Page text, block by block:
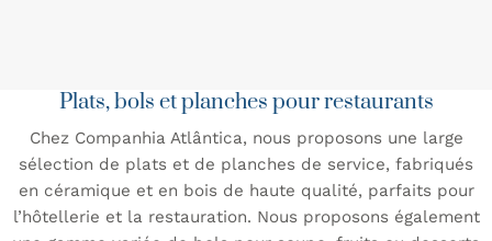
Plats, bols et planches pour restaurants
Chez Companhia Atlântica, nous proposons une large
sélection de plats et de planches de service, fabriqués
en céramique et en bois de haute qualité, parfaits pour
l’hôtellerie et la restauration. Nous proposons également